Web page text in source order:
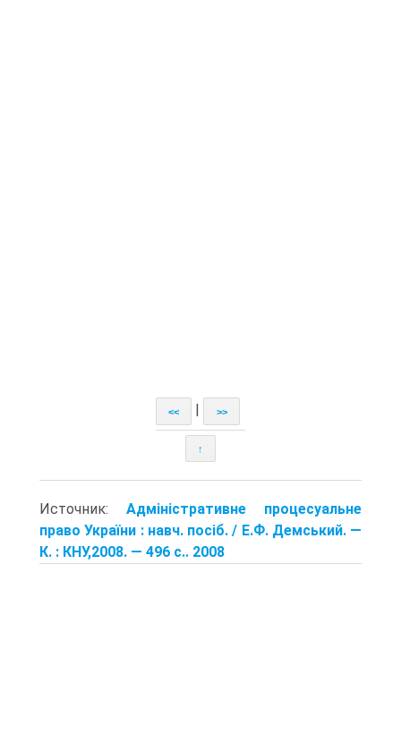
<< >>
↑
Источник: Адміністративне процесуальне
право України : навч. посіб. / Е.Ф. Демський. —
К. : КНУ,2008. — 496 с.. 2008